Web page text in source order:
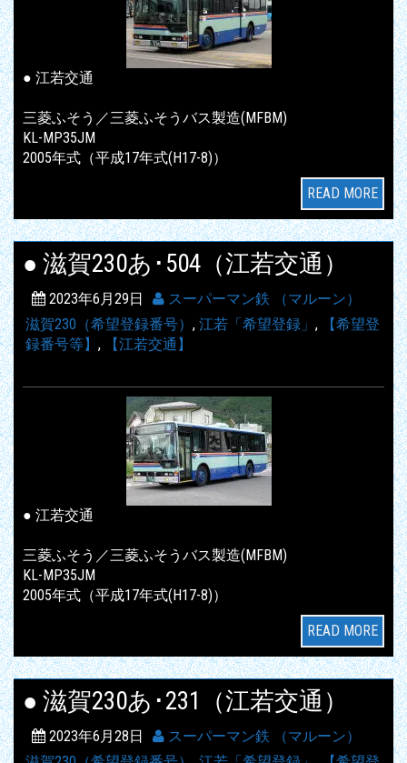
● 江若交通
三菱ふそう／三菱ふそうバス製造(MFBM)
KL-MP35JM
2005年式（平成17年式(H17-8)）
READ MORE
● 滋賀230あ･504（江若交通）
2023年6月29日
スーパーマン鉄 （マルーン）
滋賀230（希望登録番号） , 江若「希望登録」 ,
【希望登
録番号等】 , 【江若交通】
● 江若交通
三菱ふそう／三菱ふそうバス製造(MFBM)
KL-MP35JM
2005年式（平成17年式(H17-8)）
READ MORE
● 滋賀230あ･231（江若交通）
2023年6月28日
スーパーマン鉄 （マルーン）